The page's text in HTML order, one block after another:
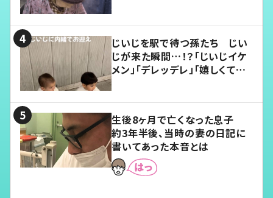
じいじを駅で待つ孫たち じい
じが来た瞬間…！？「じいじイケ
メン」「デレッデレ」「嬉しくて可
生後8ヶ月で亡くなった息子
約3年半後、当時の妻の日記に
書いてあった本音とは